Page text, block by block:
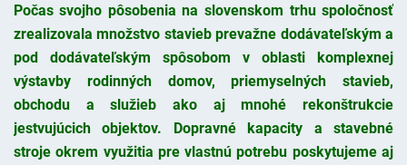
Počas svojho pôsobenia na slovenskom trhu spoločnosť
zrealizovala množstvo stavieb prevažne dodávateľským a
pod dodávateľským spôsobom v oblasti komplexnej
výstavby rodinných domov, priemyselných stavieb,
obchodu a služieb ako aj mnohé rekonštrukcie
jestvujúcich objektov. Dopravné kapacity a stavebné
stroje okrem využitia pre vlastnú potrebu poskytujeme aj